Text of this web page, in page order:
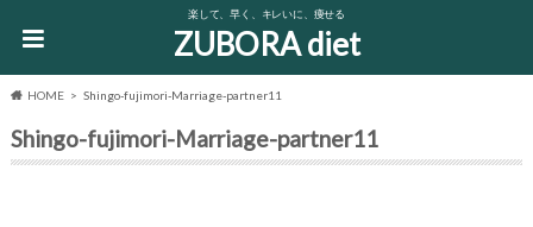
楽して、早く、キレいに、痩せる
ZUBORA diet
HOME Shingo-fujimori-Marriage-partner11
Shingo-fujimori-Marriage-partner11